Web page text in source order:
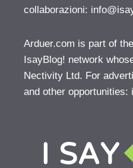
collaborazioni:
Arduer.com is part of
IsayBlog! network
Nectivity Ltd. For
and other opportunities: